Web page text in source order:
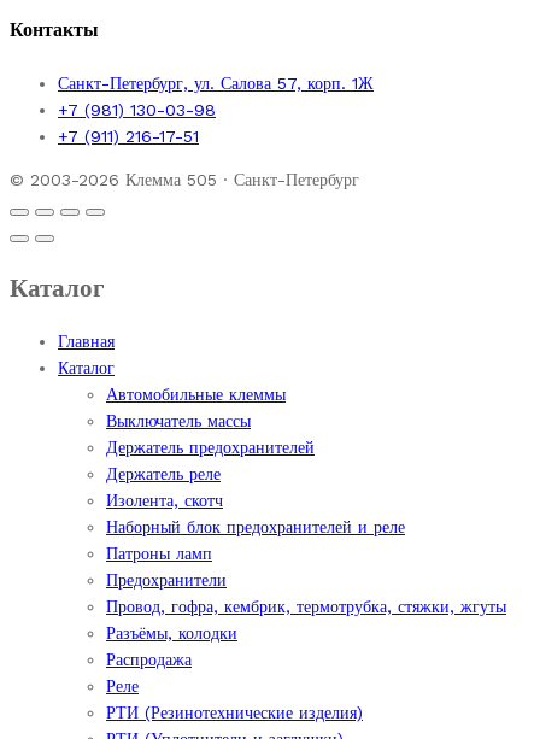
Контакты
Санкт-Петербург, ул. Салова 57, корп. 1Ж
+7 (981) 130-03-98
+7 (911) 216-17-51
© 2003-2026 Клемма 505 · Санкт-Петербург
Каталог
Главная
Каталог
Автомобильные клеммы
Выключатель массы
Держатель предохранителей
Держатель реле
Изолента, скотч
Наборный блок предохранителей и реле
Патроны ламп
Предохранители
Провод, гофра, кембрик, термотрубка, стяжки, жгуты
Разъёмы, колодки
Распродажа
Реле
РТИ (Резинотехнические изделия)